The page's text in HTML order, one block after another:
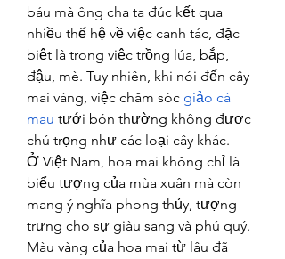
báu mà ông cha ta đúc kết qua
nhiều thế hệ về việc canh tác, đặc
biệt là trong việc trồng lúa, bắp,
đậu, mè. Tuy nhiên, khi nói đến cây
mai vàng, việc chăm sóc giảo cà
mau tưới bón thường không được
chú trọng như các loại cây khác.
Ở Việt Nam, hoa mai không chỉ là
biểu tượng của mùa xuân mà còn
mang ý nghĩa phong thủy, tượng
trưng cho sự giàu sang và phú quý.
Màu vàng của hoa mai từ lâu đã